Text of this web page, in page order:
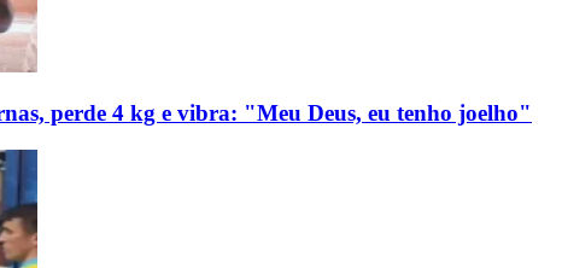
perde 4 kg e vibra: "Meu Deus, eu tenho joelho"